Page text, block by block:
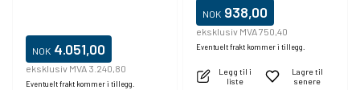
NOK 4.051,00
eksklusiv MVA 3.240,80
Eventuelt frakt kommer i tillegg.
NOK 938,00
eksklusiv MVA 750,40
Eventuelt frakt kommer i tillegg.
Legg til i
liste
Lagre til
senere